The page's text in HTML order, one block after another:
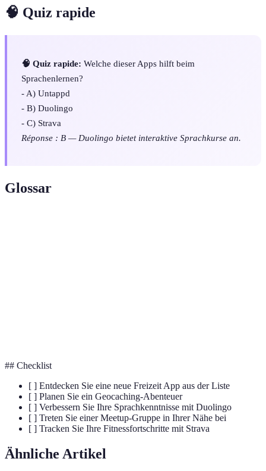
🧠 Quiz rapide
🧠 Quiz rapide: Welche dieser Apps hilft beim
Sprachenlernen?
- A) Untappd
- B) Duolingo
- C) Strava
Réponse : B — Duolingo bietet interaktive Sprachkurse an.
Glossar
## Checklist
[ ] Entdecken Sie eine neue Freizeit App aus der Liste
[ ] Planen Sie ein Geocaching-Abenteuer
[ ] Verbessern Sie Ihre Sprachkenntnisse mit Duolingo
[ ] Treten Sie einer Meetup-Gruppe in Ihrer Nähe bei
[ ] Tracken Sie Ihre Fitnessfortschritte mit Strava
Ähnliche Artikel